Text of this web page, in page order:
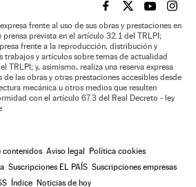
EL PAÍS BRASIL EN
EL PAÍSEL PAÍS
EL
frente al uso de sus obras y prestaciones en
prensa prevista en el artículo 32.1 del TRLPI;
frente a la reproducción, distribución y
trabajos y artículos sobre temas de actualidad
TRLPI; y, asimismo, realiza una reserva expresa
de las obras y otras prestaciones accesibles desde
mecánica u otros medios que resulten
con el artículo 67.3 del Real Decreto - ley
contenidos Aviso legal
Política cookies
Suscripciones EL PAÍS Suscripciones empresas
Índice Noticias de hoy